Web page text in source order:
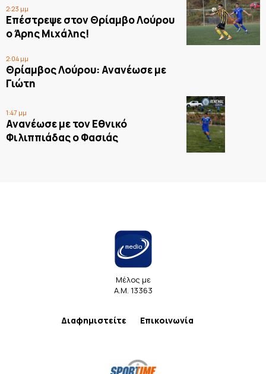
2:23 μμ
Επέστρεψε στον Θρίαμβο Λούρου
ο Άρης Μιχάλης!
2:04 μμ
Θρίαμβος Λούρου: Ανανέωσε με
Γιώτη
1:47 μμ
Ανανέωσε με τον Εθνικό
Φιλιππιάδας ο Φασιάς
Μέλος με
Α.Μ. 13363
Διαφημιστείτε Επικοινωνία